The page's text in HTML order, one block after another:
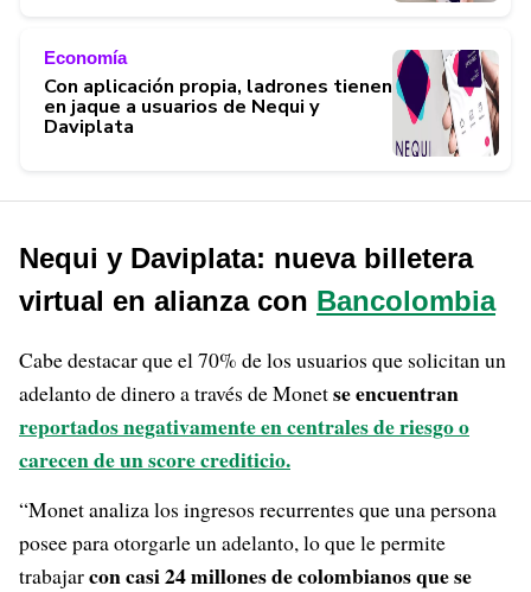
Economía
Con aplicación propia, ladrones tienen
en jaque a usuarios de Nequi y
Daviplata
Nequi y Daviplata: nueva billetera
virtual en alianza con Bancolombia
Cabe destacar que el 70% de los usuarios que solicitan un
adelanto de dinero a través de Monetse encuentran
reportados negativamente en centrales de riesgo o
carecen de un score crediticio.
“Monet analiza los ingresos recurrentes que una persona
posee para otorgarle un adelanto, lo que le permite
trabajarcon casi 24 millones de colombianos que se